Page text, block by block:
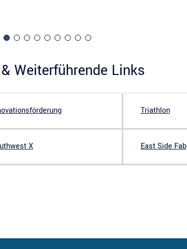
Weiterführende Links
Triathlon
X East Side Fab